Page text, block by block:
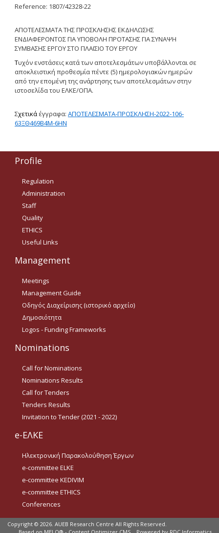
Οδηγός Διαχείρισης
Δημοσιότητα
Logos - Funding
Frameworks
Δημοσιότητα Έργων
Ε.Σ.Π.Α. (2007-2013)
Ε.Σ.Π.Α. (2014-2020)
Επιχειρηματικότητα και
Guidelines
Guidelines
Οδηγίες για προμήθεια
ειδών/παροχή υπηρεσιών
με βάση τον Ν.4957/2022
Guidelines Archive
Documents
Nominations
Call for Nominations
Nominations Results
Call for Tenders
Reference: 1807/42328-22
ΑΠΟΤΕΛΕΣΜΑΤΑ ΤΗΣ ΠΡΟΣΚΛΗΣΗΣ ΕΚΔΗΛΩΣΗΣ
ΕΝΔΙΑΦΕΡΟΝΤΟΣ ΓΙΑ ΥΠΟΒΟΛΗ ΠΡΟΤΑΣΗΣ ΓΙΑ ΣΥΝΑΨΗ
ΣΥΜΒΑΣΗΣ ΕΡΓΟΥ ΣΤΟ ΠΛΑΙΣΙΟ ΤΟΥ ΕΡΓΟΥ
Τυχόν ενστάσεις κατά των αποτελεσμάτων υποβάλλονται σε
αποκλειστική προθεσμία πέντε (5) ημερολογιακών ημερών
από την επομένη της ανάρτησης των αποτελεσμάτων στην
ιστοσελίδα του ΕΛΚΕ/ΟΠΑ.
Σχετικά έγγραφα: ΑΠΟΤΕΛΕΣΜΑΤΑ-ΠΡΟΣΚΛΗΣΗ-2022-106-
63ΞΘ469Β4Μ-6ΗΝ
Profile
Regulation
Administration
Staff
Quality
ETHICS
Useful Links
Management
Meetings
Management Guide
Οδηγός Διαχείρισης (ιστορικό αρχείο)
Δημοσιότητα
Logos - Funding Frameworks
Nominations
Call for Nominations
Nominations Results
Call for Tenders
Tenders Results
Invitation to Tender (2021 - 2022)
e-ΕΛΚΕ
Ηλεκτρονική Παρακολούθηση Έργων
e-committee ELKE
e-committee KEDIVIM
e-committee ETHICS
Conferences
Copyright © 2026. AUEB Research Centre All Rights Reserved.